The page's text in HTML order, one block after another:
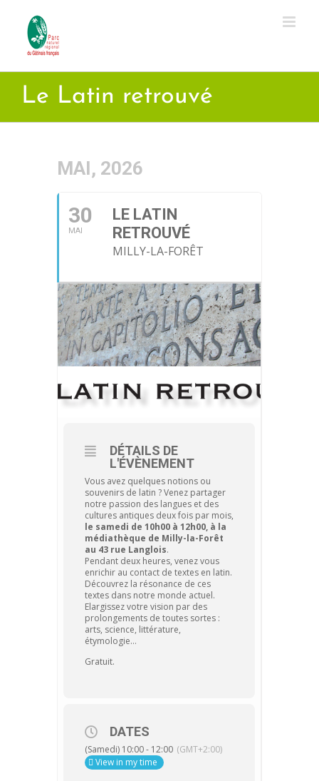
contenu
Le Latin retrouvé
MAI, 2026
30
MAI
LE LATIN
RETROUVÉ
MILLY-LA-FORÊT
DÉTAILS DE
L'ÉVÈNEMENT
Vous avez quelques notions ou
souvenirs de latin ? Venez partager
notre passion des langues et des
cultures antiques deux fois par mois,
le samedi de 10h00 à 12h00, à la
médiathèque de Milly-la-Forêt
au 43 rue Langlois.
Pendant deux heures, venez vous
enrichir au contact de textes en latin.
Découvrez la résonance de ces
textes dans notre monde actuel.
Elargissez votre vision par des
prolongements de toutes sortes :
arts, science, littérature,
étymologie…
Gratuit.
DATES
(Samedi) 10:00 - 12:00 (GMT+2:00)
View in my time